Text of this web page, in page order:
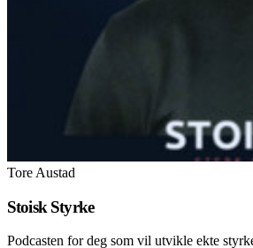
Tore Austad
Stoisk Styrke
Podcasten for deg som vil utvikle ekte